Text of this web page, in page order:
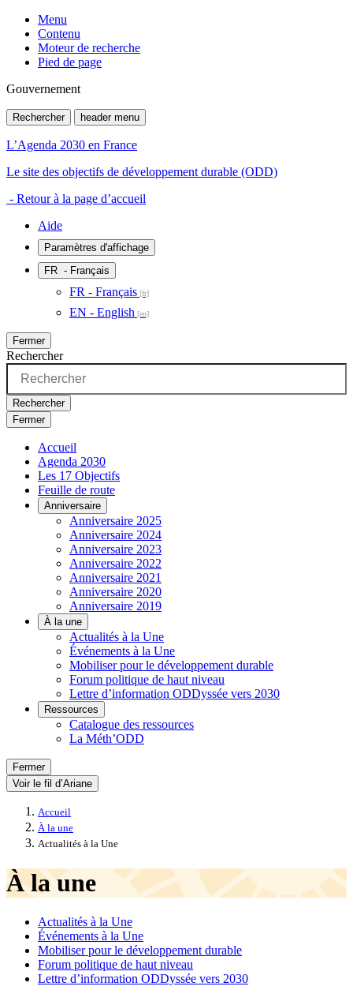
Menu
Contenu
Moteur de recherche
Pied de page
Gouvernement
Rechercher header menu
L’Agenda 2030 en France
Le site des objectifs de développement durable (ODD)
- Retour à la page d’accueil
Aide
Paramètres d'affichage
FR - Français
FR - Français
EN - English
Fermer
Rechercher
Rechercher
Fermer
Accueil
Agenda 2030
Les 17 Objectifs
Feuille de route
Anniversaire
Anniversaire 2025
Anniversaire 2024
Anniversaire 2023
Anniversaire 2022
Anniversaire 2021
Anniversaire 2020
Anniversaire 2019
À la une
Actualités à la Une
Événements à la Une
Mobiliser pour le développement durable
Forum politique de haut niveau
Lettre d’information ODDyssée vers 2030
Ressources
Catalogue des ressources
La Méth’ODD
Fermer
Voir le fil d’Ariane
Accueil
À la une
Actualités à la Une
À la une
Actualités à la Une
Événements à la Une
Mobiliser pour le développement durable
Forum politique de haut niveau
Lettre d’information ODDyssée vers 2030